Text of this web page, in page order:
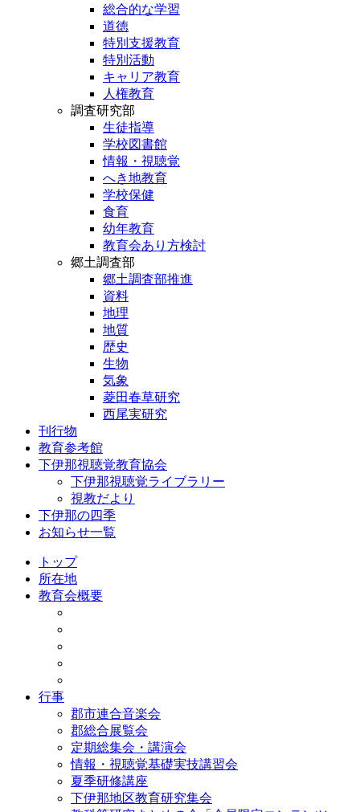
総合的な学習
道徳
特別支援教育
特別活動
キャリア教育
人権教育
調査研究部
生徒指導
学校図書館
情報・視聴覚
へき地教育
学校保健
食育
幼年教育
教育会あり方検討
郷土調査部
郷土調査部推進
資料
地理
地質
歴史
生物
気象
菱田春草研究
西尾実研究
刊行物
教育参考館
下伊那視聴覚教育協会
下伊那視聴覚ライブラリー
視教だより
下伊那の四季
お知らせ一覧
トップ
所在地
教育会概要
行事
郡市連合音楽会
郡総合展覧会
定期総集会・講演会
情報・視聴覚基礎実技講習会
夏季研修講座
下伊那地区教育研究集会